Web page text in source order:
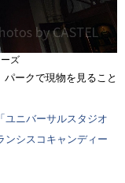
ズ
ークで現物を見ること
ユニバーサルスタジオ
ンシスコキャンディー